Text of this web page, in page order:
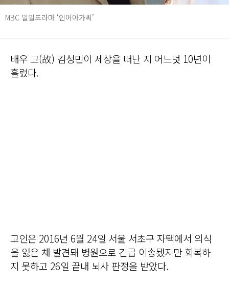
MBC 일일드라마 ‘인어아가씨’
배우 고(故) 김성민이 세상을 떠난 지 어느덧 10년이
흘렀다.
고인은 2016년 6월 24일 서울 서초구 자택에서 의식
을 잃은 채 발견돼 병원으로 긴급 이송됐지만 회복하
지 못하고 26일 끝내 뇌사 판정을 받았다.